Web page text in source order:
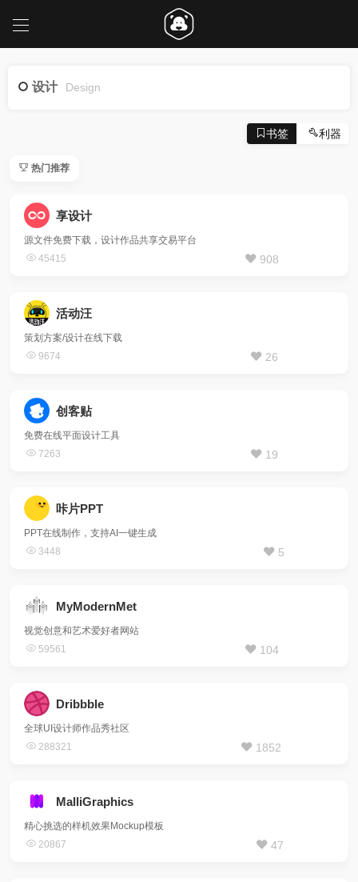
设计 Design
书签 利器
热门推荐
享设计
源文件免费下载，设计作品共享交易平台
45415
908
活动汪
策划方案/设计在线下载
9674
26
创客贴
免费在线平面设计工具
7263
19
咔片PPT
PPT在线制作，支持AI一键生成
3448
5
MyModernMet
视觉创意和艺术爱好者网站
59561
104
Dribbble
全球UI设计师作品秀社区
288321
1852
MalliGraphics
精心挑选的样机效果Mockup模板
20867
47